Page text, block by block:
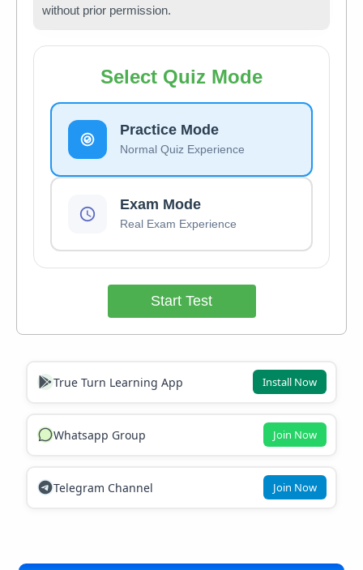
without prior permission.
Select Quiz Mode
Practice Mode
Normal Quiz Experience
Exam Mode
Real Exam Experience
Start Test
True Turn Learning App Install Now
Whatsapp Group Join Now
Telegram Channel Join Now